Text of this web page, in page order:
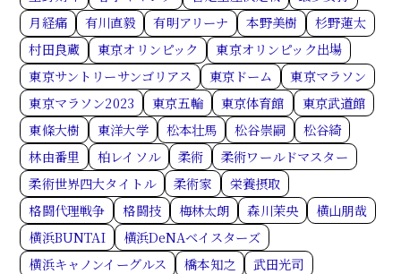
月経痛
有川直毅 有明アリーナ 本野美樹
杉野蓮太
村田良蔵
東京オリンピック
東京オリンピック出場
東京サントリーサンゴリアス
東京ドーム
東京マラソン
東京マラソン2023
東京五輪 東京体育館
東京武道館
東條大樹
東洋大学 松本壮馬 松谷崇嗣
松谷綺
林由番里
柏レイソル 柔術
柔術ワールドマスター
柔術世界四大タイトル
柔術家
栄養摂取
格闘代理戦争
格闘技 梅林太朗 森川茉央
横山朋哉
横浜BUNTAI
横浜DeNAベイスターズ
横浜キャノンイーグルス
橋本知之
武田光司